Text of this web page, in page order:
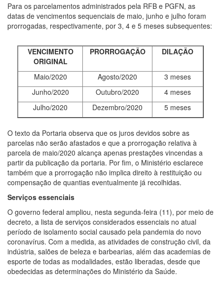
Para os parcelamentos administrados pela RFB e PGFN, as
datas de vencimentos sequenciais de maio, junho e julho foram
prorrogadas, respectivamente, por 3, 4 e 5 meses subsequentes:
VENCIMENTO
ORIGINAL
PRORROGAÇÃO DILAÇÃO
Maio/2020 Agosto/2020
3 meses
Junho/2020
Outubro/2020
4 meses
Julho/2020
Dezembro/2020 5 meses
O texto da Portaria observa que os juros devidos sobre as
parcelas não serão afastados e que a prorrogação relativa à
parcela de maio/2020 alcança apenas prestações vincendas a
partir da publicação da portaria. Por fim, o Ministério esclarece
também que a prorrogação não implica direito à restituição ou
compensação de quantias eventualmente já recolhidas.
Serviços essenciais
O governo federal ampliou, nesta segunda-feira (11), por meio de
decreto, a lista de serviços considerados essenciais no atual
período de isolamento social causado pela pandemia do novo
coronavírus. Com a medida, as atividades de construção civil, da
indústria, salões de beleza e barbearias, além das academias de
esporte de todas as modalidades, estão liberadas, desde que
obedecidas as determinações do Ministério da Saúde.